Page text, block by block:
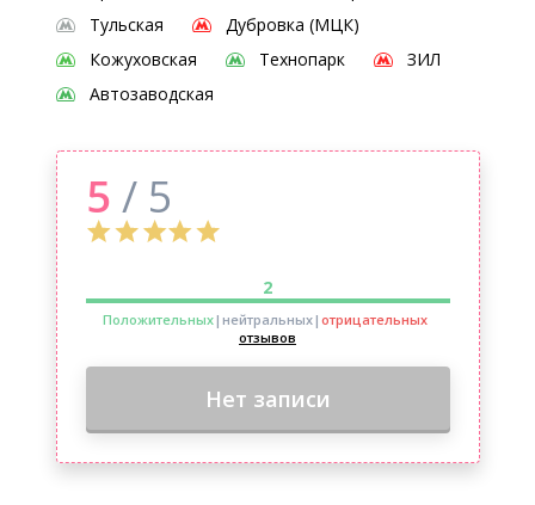
Тульская
Дубровка (МЦК)
Кожуховская
Технопарк
ЗИЛ
Автозаводская
5 / 5
2
Положительных|нейтральных| отрицательных
отзывов
Нет записи